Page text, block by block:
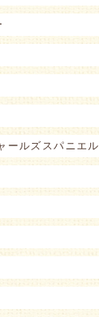
ールズスパニエル